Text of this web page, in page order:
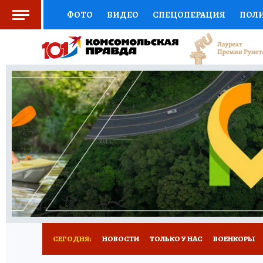
ФОТО ВИДЕО СПЕЦОПЕРАЦИЯ
СОЦПОДДЕРЖКА НАУКА СПОРТ
ВЫБОР ЭКСПЕРТОВ ДОКТОР
КНИЖНАЯ ПОЛКА ПРОГНОЗЫ НА СПОРТ
ПРЕСС-ЦЕНТР НЕДВИЖИМОСТЬ
РАДИО КП РЕКЛАМА ТЕСТЫ НОВОЕ
СЕГОДНЯ: НОВОСТИ ТОЛЬКО У НАС ВОЕНКОРЫ